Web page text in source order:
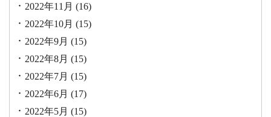
2022年11月 (16)
2022年10月 (15)
2022年9月 (15)
2022年8月 (15)
2022年7月 (15)
2022年6月 (17)
2022年5月 (15)